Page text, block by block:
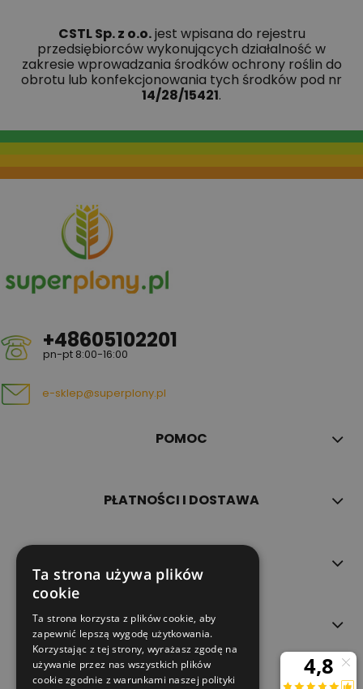
CSTL Sp. z o.o.jest wpisana do rejestru
przedsiębiorców wykonujących działalność w
zakresie wprowadzania środków ochrony roślin do
obrotu lub konfekcjonowania tych środków pod nr
14/28/15421.
+48605102201
pn-pt 8:00-16:00
e-sklep@superplony.pl
POMOC
PŁATNOŚCI I DOSTAWA
O NAS
Ta strona używa plików
cookie
Ta strona korzysta z plików cookie, aby
zapewnić lepszą wygodę użytkowania.
Korzystając z tej strony, wyrażasz zgodę na
używanie przez nas wszystkich plików
cookie zgodnie z warunkami naszej polityki